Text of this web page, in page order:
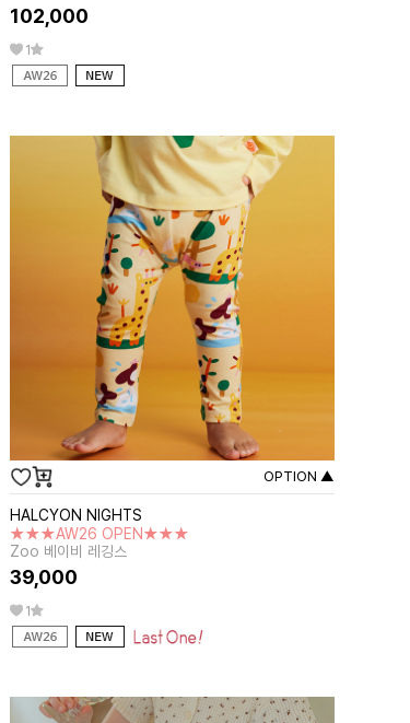
102,000
1
OPTION ▲
HALCYON NIGHTS
★★★AW26 OPEN★★★
Zoo 베이비 레깅스
39,000
1